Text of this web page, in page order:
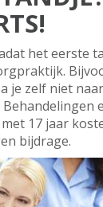
het eerste
je zelf niet
17 jaar
bijdrage.